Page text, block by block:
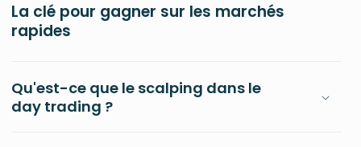
La clé pour gagner sur les marchés
rapides
Qu'est-ce que le scalping dans le
day trading ?